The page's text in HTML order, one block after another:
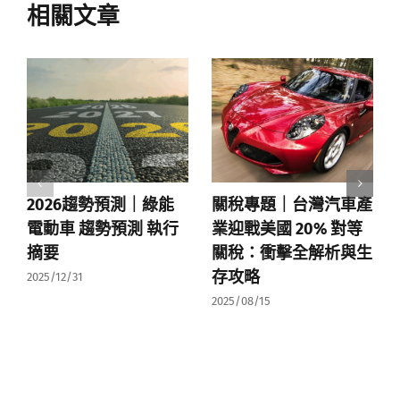
相關文章
2026趨勢預測｜綠能
電動車 趨勢預測 執行
摘要
2025/12/31
關稅專題｜台灣汽車產
業迎戰美國 20% 對等
關稅：衝擊全解析與生
存攻略
2025/08/15